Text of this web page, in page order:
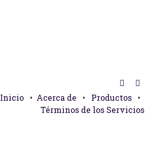
Inicio • Acerca de • Productos
•
Términos de los Servicios